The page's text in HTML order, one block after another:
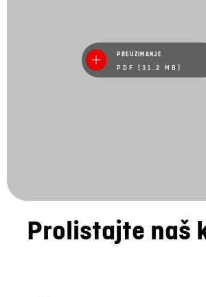
Ostanimo u